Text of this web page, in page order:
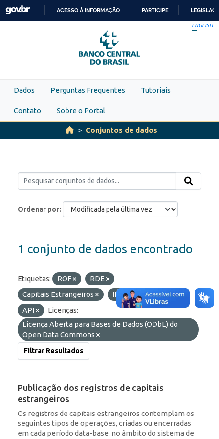
Skip to main content
PARA
O
CONTEÚDO
ACESSO À INFORMAÇÃO PARTICIPE
ENGLISH
Dados Perguntas Frequentes Tutoriais
Contato Sobre o Portal
Conjuntos de dados
Ordenar por
1 conjunto de dados encontrado
Etiquetas: ROF
RDE
Capitais Estrangeiros
IED
Formatos:
API
Licenças:
Licença Aberta para Bases de Dados (ODbL) do
Open Data Commons
Filtrar Resultados
Publicação dos registros de capitais
estrangeiros
Os registros de capitais estrangeiros contemplam os
seguintes tipos de operações, criadas ou encerradas
em cada período data-base, no âmbito do sistema de